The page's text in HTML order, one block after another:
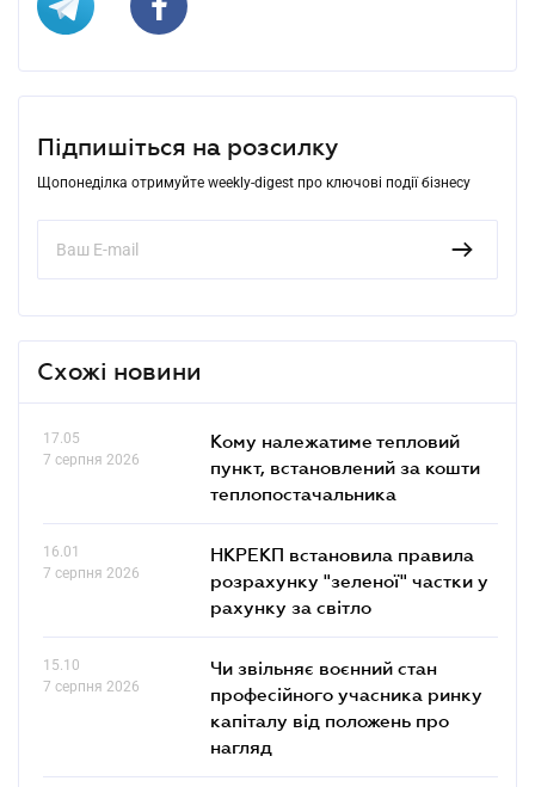
Підпишіться на розсилку
Щопонеділка отримуйте weekly-digest про ключові події бізнесу
Схожі новини
17.05
7 серпня 2026
Кому належатиме тепловий
пункт, встановлений за кошти
теплопостачальника
16.01
7 серпня 2026
НКРЕКП встановила правила
розрахунку "зеленої" частки у
рахунку за світло
15.10
7 серпня 2026
Чи звільняє воєнний стан
професійного учасника ринку
капіталу від положень про
нагляд